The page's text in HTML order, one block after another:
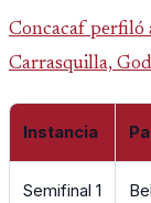
Concacaf perfiló
Carrasquilla,
centrales en un
Croacia y Ghana.
Instancia
Semifinal 1